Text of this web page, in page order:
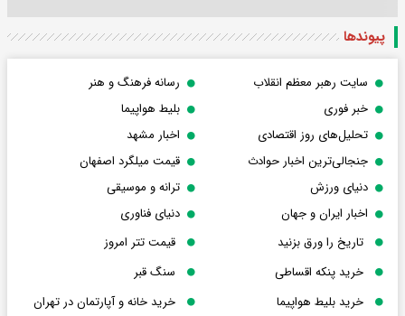
پیوندها
سایت رهبر معظم انقلاب
رسانه فرهنگ و هنر
خبر فوری
بلیط هواپیما
تحلیل‌های روز اقتصادی
اخبار مشهد
جنجالی‌ترین اخبار حوادث
قیمت میلگرد اصفهان
دنیای ورزش
ترانه و موسیقی
اخبار ایران و جهان
دنیای فناوری
تاریخ را ورق بزنید
قیمت تتر امروز
خرید پنکه اقساطی
سنگ قبر
خرید بلیط هواپیما
خرید خانه و آپارتمان در تهران